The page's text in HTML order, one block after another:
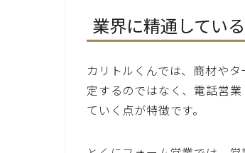
業界に精通してい
カリトルくんでは、商材やタ
定するのではなく、電話営
ていく点が特徴です。